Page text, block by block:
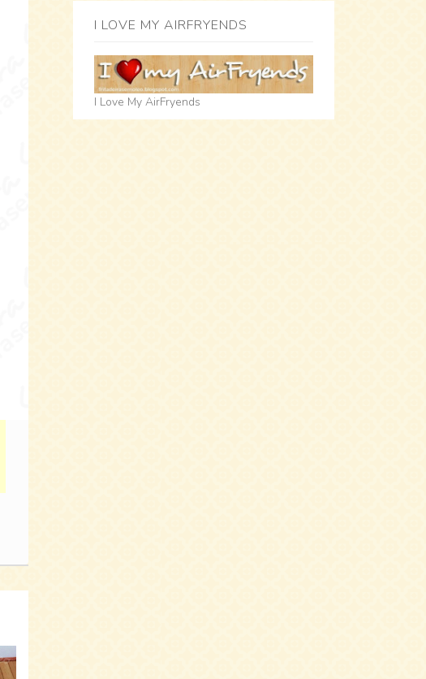
I LOVE MY AIRFRYENDS
I Love My AirFryends